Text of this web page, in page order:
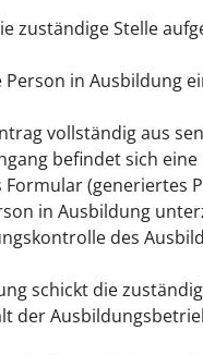
zuständige Stelle
Person in Ausbildung
vollständig aus
befindet sich
(generiertes
in Ausbildung
des
schickt die
der